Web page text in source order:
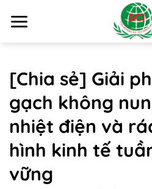
qua
[Chia sẻ] Giải
gạch không
nhiệt điện và
hình kinh tế
vững